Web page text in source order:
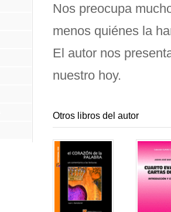
Nos preocupa
menos quiénes la
El autor nos
nuestro hoy.
Otros libros del autor